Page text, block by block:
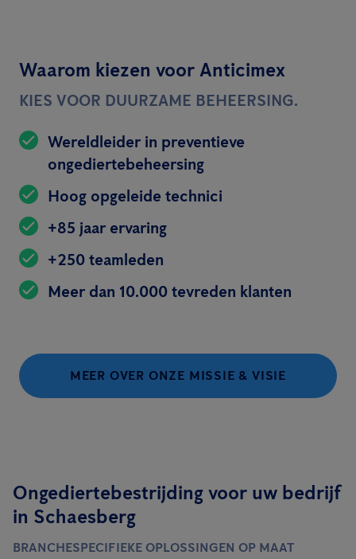
Waarom kiezen voor Anticimex
KIES VOOR DUURZAME BEHEERSING.
Wereldleider in preventieve
ongediertebeheersing
Hoog opgeleide technici
+85 jaar ervaring
+250 teamleden
Meer dan 10.000 tevreden klanten
MEER OVER ONZE MISSIE & VISIE
Ongediertebestrijding voor uw bedrijf
in Schaesberg
BRANCHESPECIFIEKE OPLOSSINGEN OP MAAT